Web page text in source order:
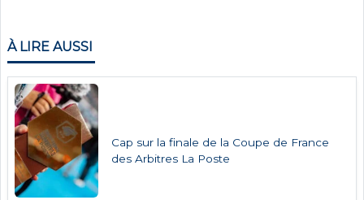
À LIRE AUSSI
Cap sur la finale de la Coupe de France
des Arbitres La Poste